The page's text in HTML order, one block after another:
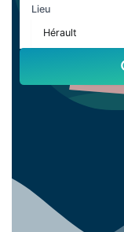
Lieu